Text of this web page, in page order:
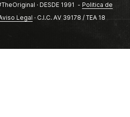
· DESDE 1991 - Politica de
Legal · C.I.C. AV 39178 / TEA 18